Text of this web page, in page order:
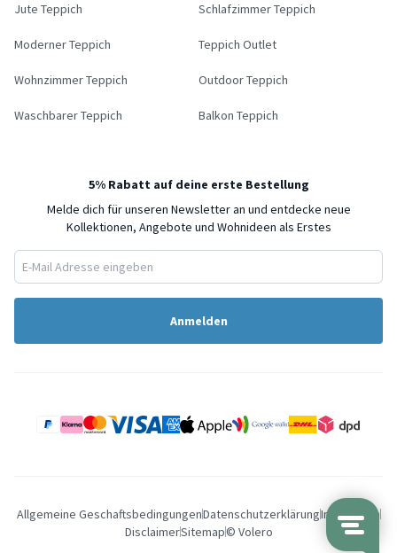
Jute Teppich Schlafzimmer Teppich
Moderner Teppich Teppich Outlet
Wohnzimmer Teppich Outdoor Teppich
Waschbarer Teppich Balkon Teppich
5% Rabatt auf deine erste Bestellung
Melde dich für unseren Newsletter an und entdecke neue
Kollektionen, Angebote und Wohnideen als Erstes
Anmelden
Allgemeine GeschaftsbedingungenDatenschutzerklärungImpressum
DisclaimerSitemap© Volero